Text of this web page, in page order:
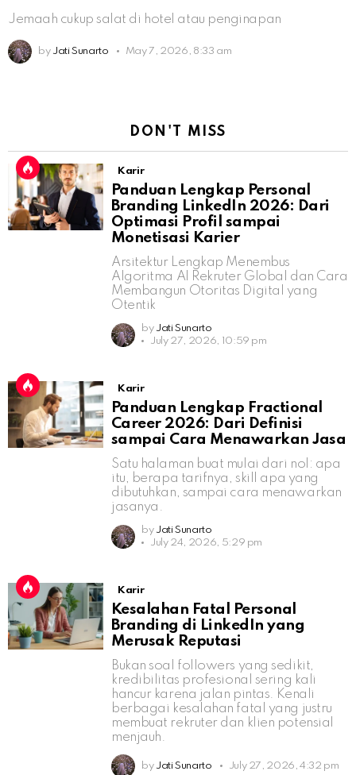
Jemaah cukup salat di hotel atau penginapan
by Jati Sunarto May 7, 2026, 8:33 am
DON'T MISS
Karir
Panduan Lengkap Personal
Branding LinkedIn 2026: Dari
Optimasi Profil sampai
Monetisasi Karier
Arsitektur Lengkap Menembus
Algoritma AI Rekruter Global dan Cara
Membangun Otoritas Digital yang
Otentik
by Jati Sunarto
July 27, 2026, 10:59 pm
Karir
Panduan Lengkap Fractional
Career 2026: Dari Definisi
sampai Cara Menawarkan Jasa
Satu halaman buat mulai dari nol: apa
itu, berapa tarifnya, skill apa yang
dibutuhkan, sampai cara menawarkan
jasanya.
by Jati Sunarto
July 24, 2026, 5:29 pm
Karir
Kesalahan Fatal Personal
Branding di LinkedIn yang
Merusak Reputasi
Bukan soal followers yang sedikit,
kredibilitas profesional sering kali
hancur karena jalan pintas. Kenali
berbagai kesalahan fatal yang justru
membuat rekruter dan klien potensial
menjauh.
by Jati Sunarto July 27, 2026, 4:32 pm